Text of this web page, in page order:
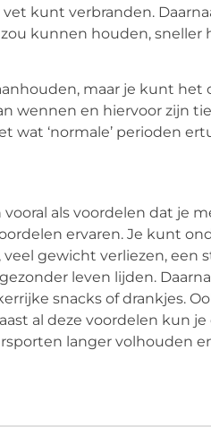
kunt verbranden.
kunnen houden, sneller
maar je kunt het
wennen en hiervoor zijn
wat ‘normale’ perioden
als voordelen dat je
ervaren. Je kunt
gewicht verliezen, een
leven lijden.
snacks of drankjes.
al deze voordelen kun je
langer volhouden